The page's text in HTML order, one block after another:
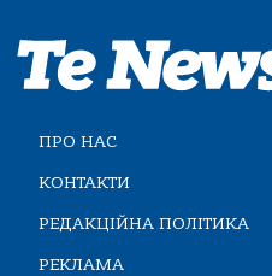
ПРО НАС
КОНТАКТИ
РЕДАКЦІЙНА ПОЛІТИКА
РЕКЛАМА